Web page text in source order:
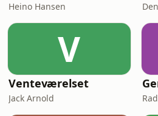
Heino Hansen
V
Venteværelset
Jack Arnold